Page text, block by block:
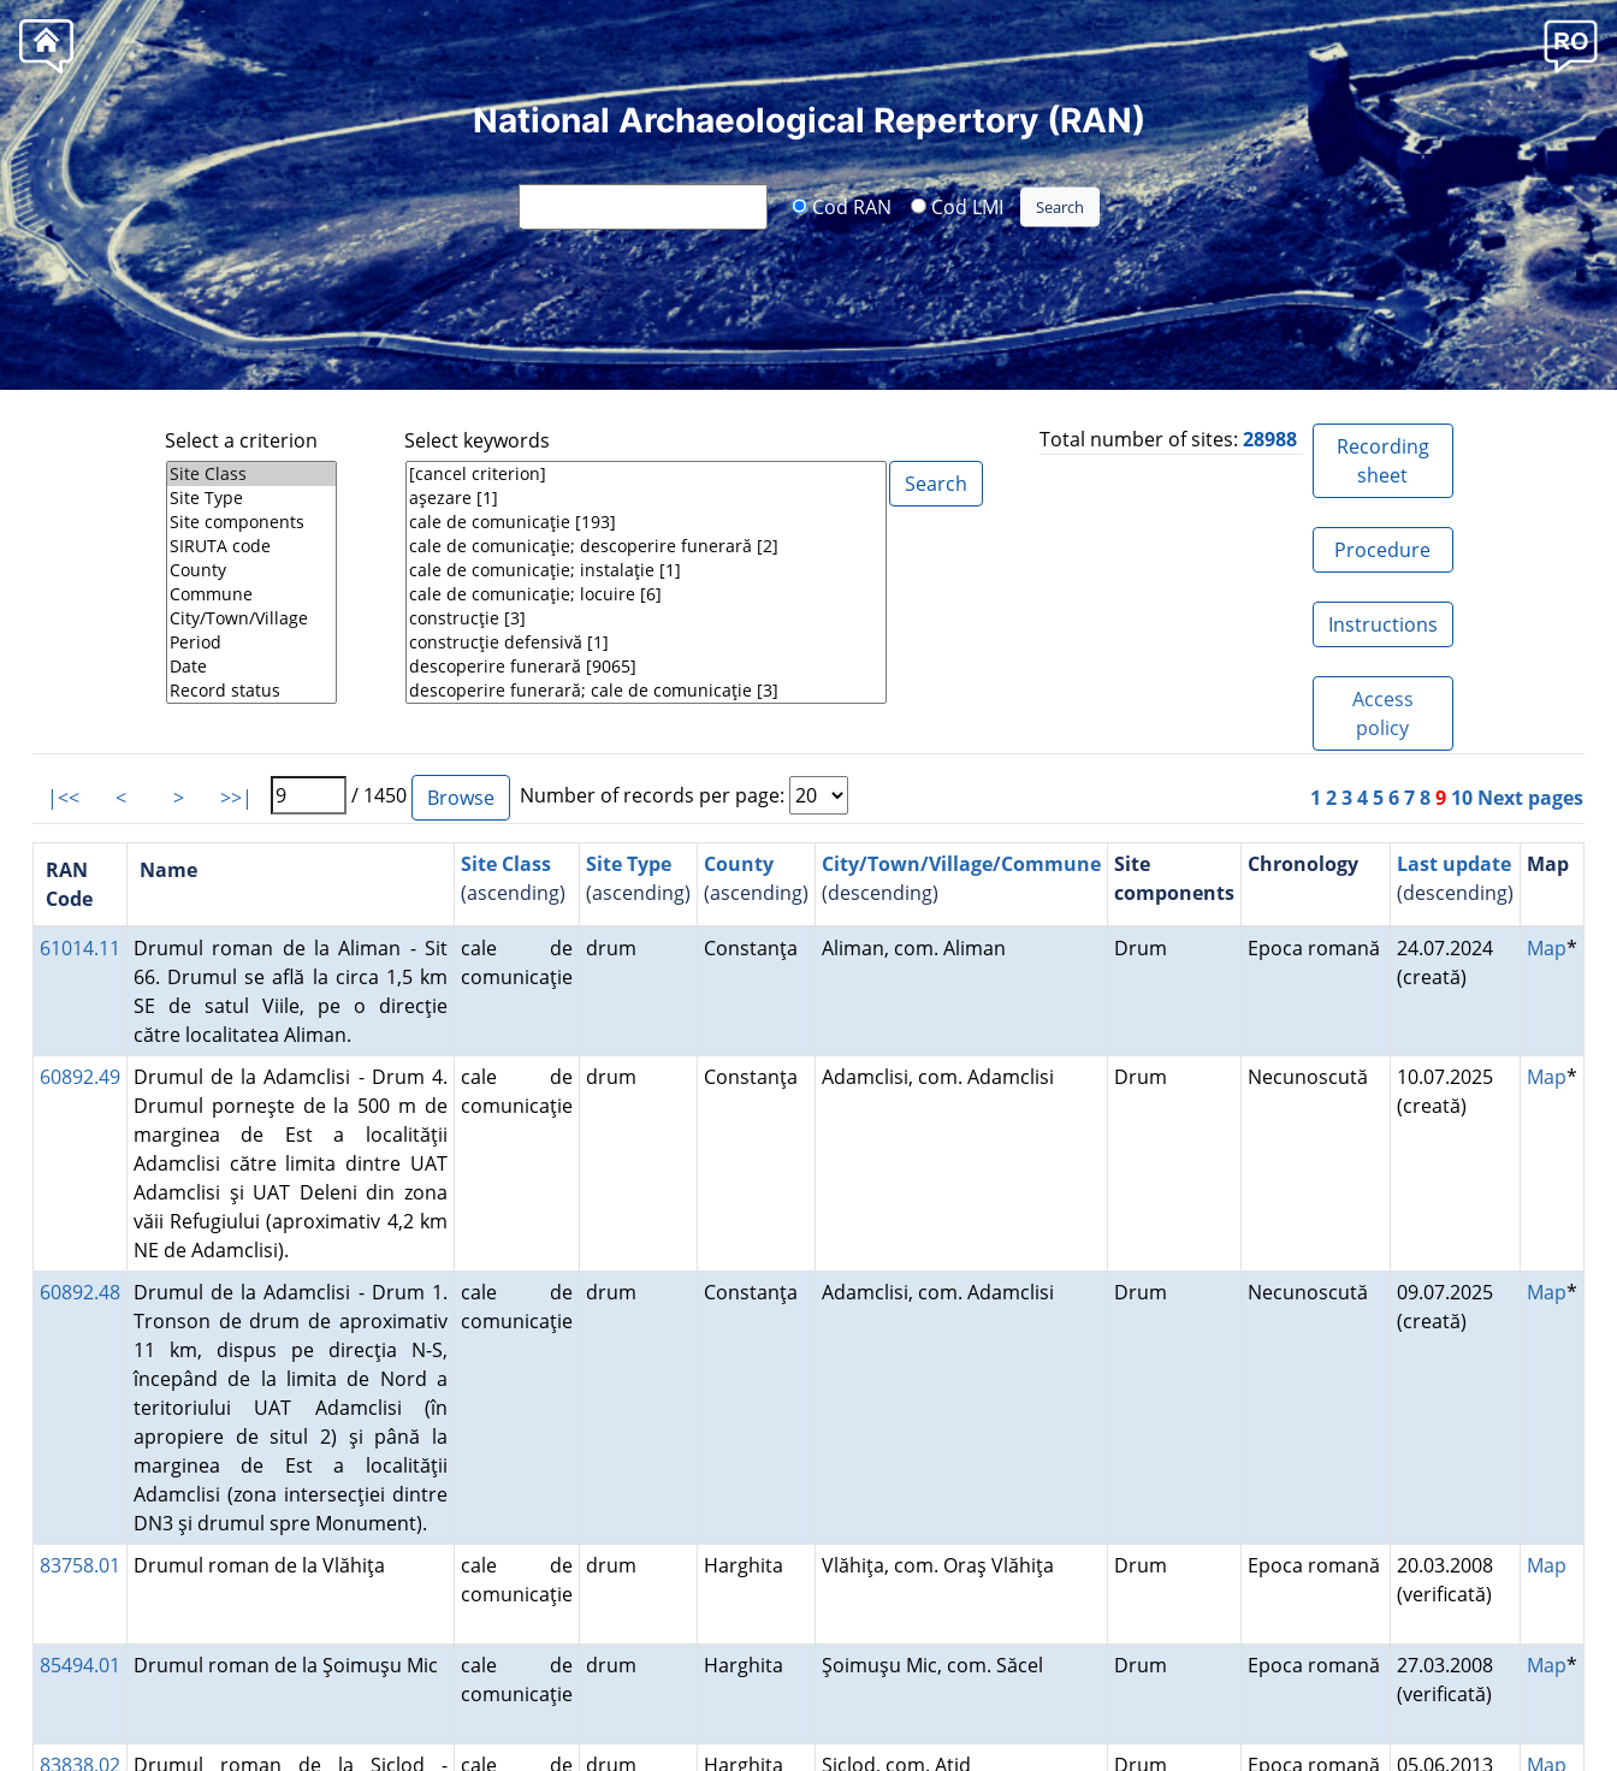
National Archaeological Repertory (RAN)
Cod RAN Cod LMI
Select a criterion Select keywords Total number of sites: 28988
Recording
sheet
Procedure
Instructions
Access
policy
|<< < > >>| / 1450 Number of records per page: 1 23456789 10 Next pages
RAN
Code
Name
Site Class
(ascending)
Site Type
(ascending)
County
(ascending)
City/Town/Village/Commune
(descending)
Site
components
Chronology
Last update
(descending)
Map
61014.11
Drumul roman de la Aliman - Sit
66. Drumul se află la circa 1,5 km
SE de satul Viile, pe o direcţie
către localitatea Aliman.
cale de
comunicaţie
drum Constanţa Aliman, com. Aliman Drum Epoca romană
24.07.2024
(creată)
Map*
60892.49 Drumul de la Adamclisi - Drum 4.
Drumul porneşte de la 500 m de
marginea de Est a localităţii
Adamclisi către limita dintre UAT
Adamclisi şi UAT Deleni din zona
văii Refugiului (aproximativ 4,2 km
NE de Adamclisi).
cale de
comunicaţie
drum Constanţa Adamclisi, com. Adamclisi Drum Necunoscută
10.07.2025
(creată)
Map*
60892.48 Drumul de la Adamclisi - Drum 1.
Tronson de drum de aproximativ
11 km, dispus pe direcţia N-S,
începând de la limita de Nord a
teritoriului UAT Adamclisi (în
apropiere de situl 2) şi până la
marginea de Est a localităţii
Adamclisi (zona intersecţiei dintre
DN3 şi drumul spre Monument).
cale de
comunicaţie
drum Constanţa Adamclisi, com. Adamclisi Drum Necunoscută
09.07.2025
(creată)
Map*
83758.01 Drumul roman de la Vlăhiţa
cale de
comunicaţie
drum Harghita Vlăhiţa, com. Oraş Vlăhiţa Drum Epoca romană
20.03.2008
(verificată)
Map
85494.01 Drumul roman de la Şoimuşu Mic
cale de
comunicaţie
drum Harghita Şoimuşu Mic, com. Săcel Drum Epoca romană
27.03.2008
(verificată)
Map*
83838.02 Drumul roman de la Şiclod - cale de drum Harghita Şiclod, com. Atid Drum Epoca romană
05.06.2013
Map